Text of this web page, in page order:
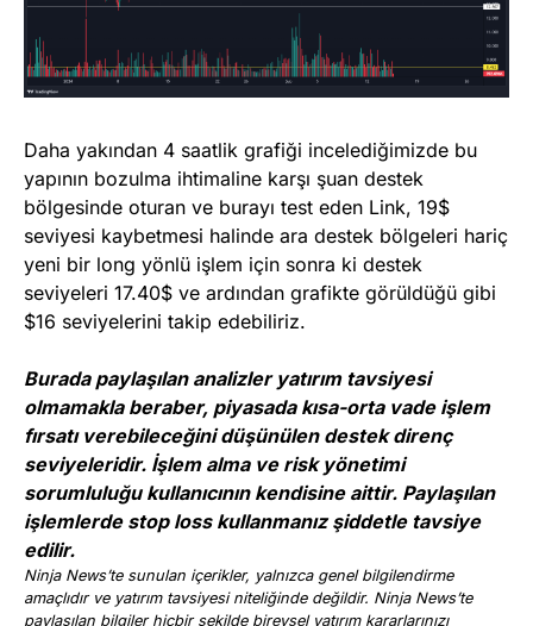
Daha yakından 4 saatlik grafiği incelediğimizde bu
yapının bozulma ihtimaline karşı şuan destek
bölgesinde oturan ve burayı test eden Link, 19$
seviyesi kaybetmesi halinde ara destek bölgeleri hariç
yeni bir long yönlü işlem için sonra ki destek
seviyeleri 17.40$ ve ardından grafikte görüldüğü gibi
$16 seviyelerini takip edebiliriz.
Burada paylaşılan analizler yatırım tavsiyesi
olmamakla beraber, piyasada kısa-orta vade işlem
fırsatı verebileceğini düşünülen destek direnç
seviyeleridir. İşlem alma ve risk yönetimi
sorumluluğu kullanıcının kendisine aittir. Paylaşılan
işlemlerde stop loss kullanmanız şiddetle tavsiye
edilir.
Ninja News’te sunulan içerikler, yalnızca genel bilgilendirme
amaçlıdır ve yatırım tavsiyesi niteliğinde değildir. Ninja News’te
paylaşılan bilgiler hiçbir şekilde bireysel yatırım kararlarınızı